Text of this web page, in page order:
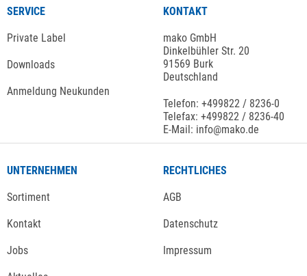
SERVICE
Private Label
Downloads
Anmeldung Neukunden
KONTAKT
mako GmbH
Dinkelbühler Str. 20
91569 Burk
Deutschland
Telefon: +499822 / 8236-0
Telefax: +499822 / 8236-40
E-Mail: info@mako.de
UNTERNEHMEN
Sortiment
Kontakt
Jobs
RECHTLICHES
AGB
Datenschutz
Impressum